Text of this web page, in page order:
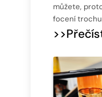
můžete,
focení